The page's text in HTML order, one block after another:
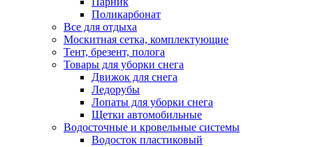
Поликарбонат
Все для отдыха
Москитная сетка, комплектующие
Тент, брезент, полога
Товары для уборки снега
Движок для снега
Ледорубы
Лопаты для уборки снега
Щетки автомобильные
Водосточные и кровельные системы
Водосток пластиковый